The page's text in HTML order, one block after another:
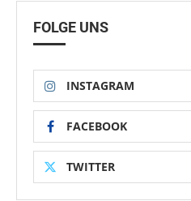
FOLGE UNS
INSTAGRAM
FACEBOOK
TWITTER